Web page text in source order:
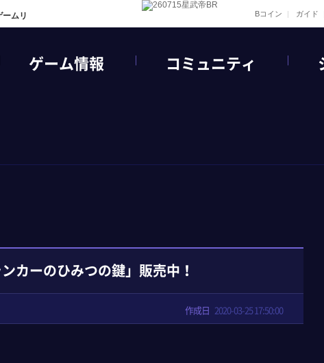
ームリ
Bコイン ガイド
ゲーム情報 コミュニティ
カーのひみつの鍵」販売中！
作成日 2020-03-25 17:50:00